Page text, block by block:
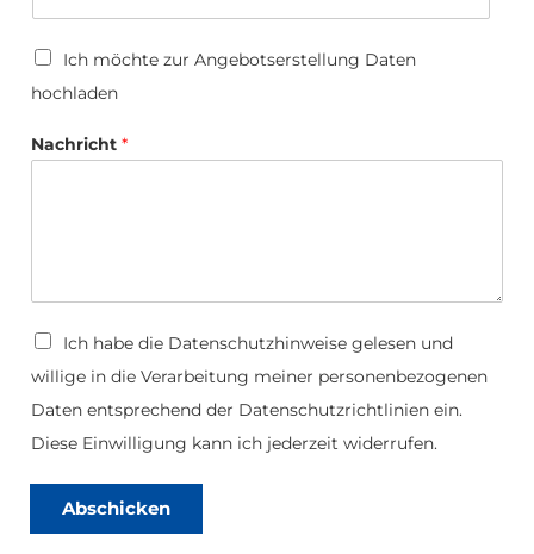
p
o
d
-
M
U
l
a
d
Ich möchte zur Angebotserstellung Daten
hochladen
Nachricht *
D
t
e
n
s
h
t
Ich habe die Datenschutzhinweise gelesen und
willige in die Verarbeitung meiner personenbezogenen
Daten entsprechend der Datenschutzrichtlinien ein.
Diese Einwilligung kann ich jederzeit widerrufen.
Abschicken